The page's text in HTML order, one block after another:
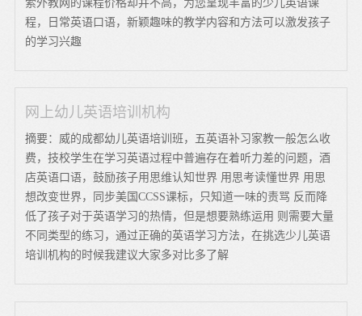
索外教网的课程价格却并不高，为您呈现丰富的少儿英语课
程，日常英语口语，新颖趣味的教学内容和方法可以激发孩子
的学习兴趣
网上幼儿英语培训机构
摘要：威的成都幼儿英语培训班，五英语补习家教一般怎么收
费，技校学生在学习英语过程中普遍存在着听力差的问题，酒
店英语口语，鼓励孩子用思维认知世界 用思考读懂世界 用思
想改变世界，同步美国CCSS课标，只知道一味的责骂 反而降
低了孩子对于英语学习的热情，但是想要熟练运用 则需要大量
不同类型的练习，通过正确的英语学习方法，在挑选少儿英语
培训机构的时候我建议大家多对比多了解